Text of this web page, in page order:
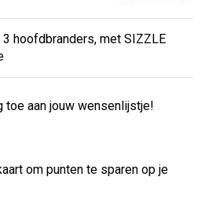
hoofdbranders, met SIZZLE
toe aan jouw wensenlijstje!
om punten te sparen op je